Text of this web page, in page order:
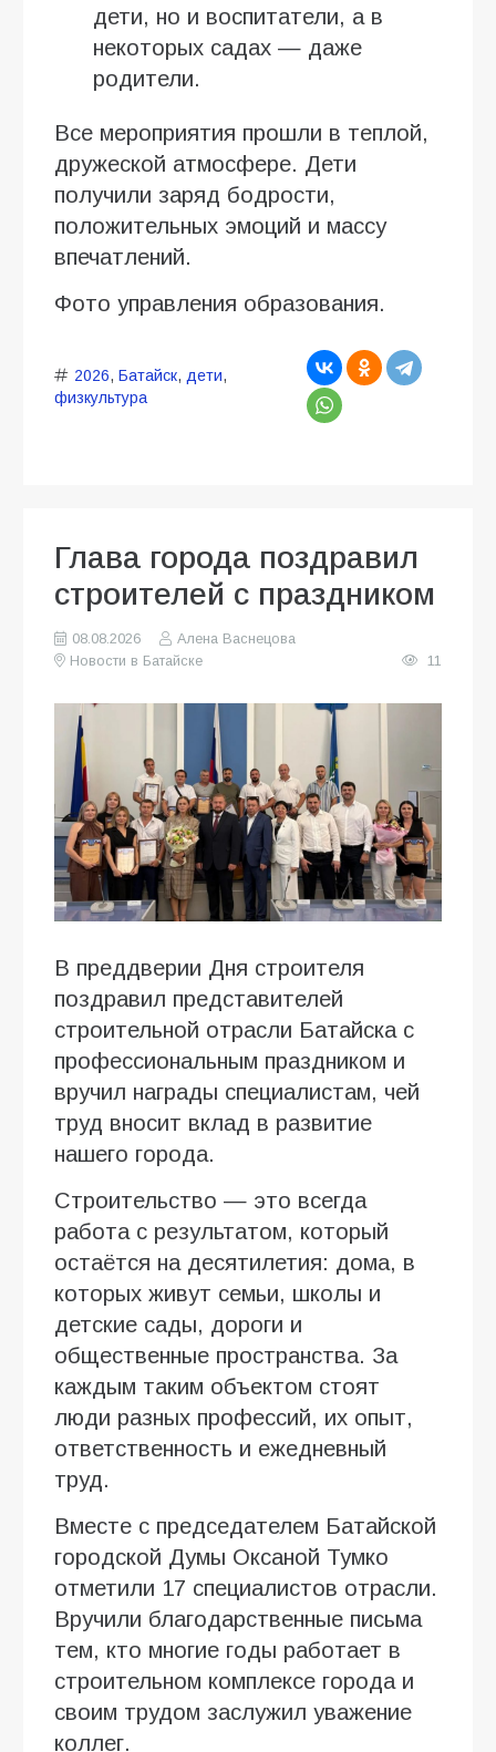
дети, но и воспитатели, а в
некоторых садах — даже
родители.
Все мероприятия прошли в теплой,
дружеской атмосфере. Дети
получили заряд бодрости,
положительных эмоций и массу
впечатлений.
Фото управления образования.
2026, Батайск, дети,
физкультура
Глава города поздравил
строителей с праздником
08.08.2026
Алена Васнецова
Новости в Батайске
11
В преддверии Дня строителя
поздравил представителей
строительной отрасли Батайска с
профессиональным праздником и
вручил награды специалистам, чей
труд вносит вклад в развитие
нашего города.
Строительство — это всегда
работа с результатом, который
остаётся на десятилетия: дома, в
которых живут семьи, школы и
детские сады, дороги и
общественные пространства. За
каждым таким объектом стоят
люди разных профессий, их опыт,
ответственность и ежедневный
труд.
Вместе с председателем Батайской
городской Думы Оксаной Тумко
отметили 17 специалистов отрасли.
Вручили благодарственные письма
тем, кто многие годы работает в
строительном комплексе города и
своим трудом заслужил уважение
коллег.